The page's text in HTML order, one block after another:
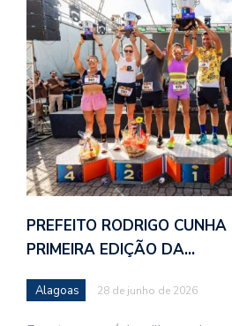
PREFEITO RODRIGO
PRIMEIRA EDIÇÃO DA…
Alagoas 28 de junho de 2026